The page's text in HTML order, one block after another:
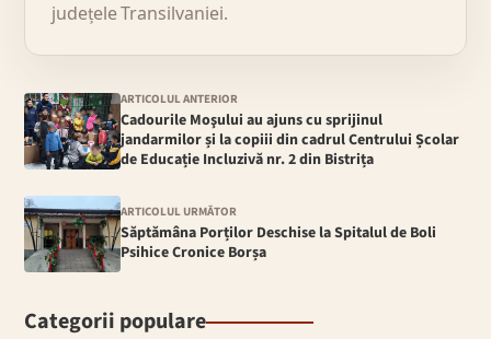
județele Transilvaniei.
ARTICOLUL ANTERIOR
Cadourile Moşului au ajuns cu sprijinul
jandarmilor și la copiii din cadrul Centrului Școlar
de Educație Incluzivă nr. 2 din Bistrița
ARTICOLUL URMĂTOR
Săptămâna Porților Deschise la Spitalul de Boli
Psihice Cronice Borșa
Categorii populare